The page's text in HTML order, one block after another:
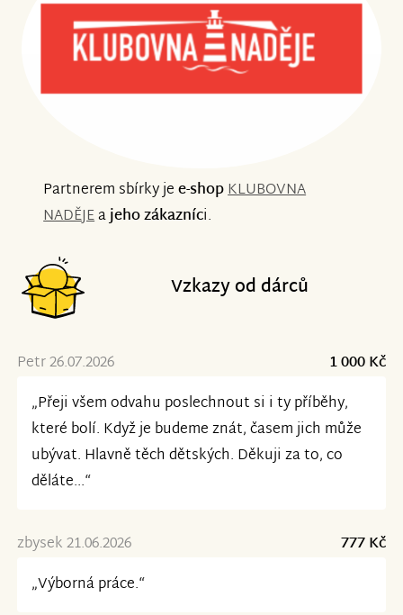
Partnerem sbírky jee-shopKLUBOVNA
NADĚJEajeho zákazníci.
Vzkazy od dárců
Petr 26.07.2026
1 000 Kč
„Přeji všem odvahu poslechnout si i ty příběhy,
které bolí. Když je budeme znát, časem jich může
ubývat. Hlavně těch dětských. Děkuji za to, co
děláte...“
zbysek 21.06.2026
777 Kč
„Výborná práce.“